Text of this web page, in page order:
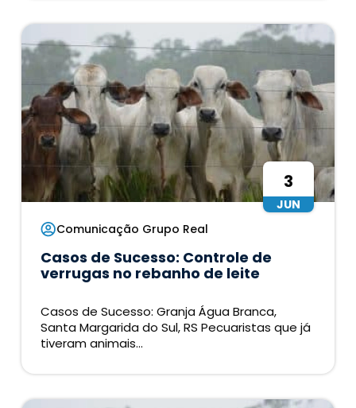
3
JUN
Comunicação Grupo Real
Casos de Sucesso: Controle de
verrugas no rebanho de leite
Casos de Sucesso: Granja Água Branca,
Santa Margarida do Sul, RS Pecuaristas que já
tiveram animais...